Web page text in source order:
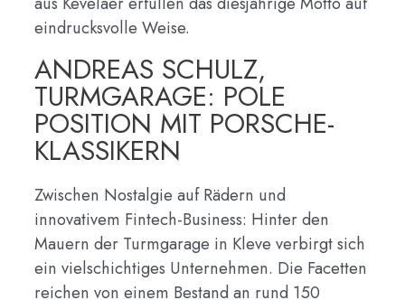
eindrucksvolle Weise.
ANDREAS SCHULZ,
TURMGARAGE: POLE
POSITION MIT PORSCHE-
KLASSIKERN
Zwischen Nostalgie auf Rädern und
innovativem Fintech-Business: Hinter den
Mauern der Turmgarage in Kleve verbirgt sich
ein vielschichtiges Unternehmen. Die Facetten
reichen von einem Bestand an rund 150